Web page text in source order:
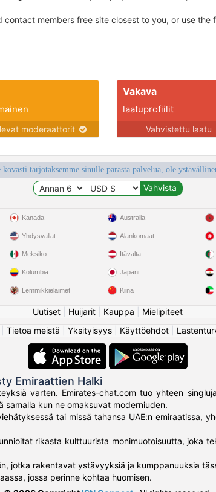
members free site closest to you, or use
moderaattorit
Vakava
laatuprofiilit
Vahvistettu laatu
kovasti tarjotaksemme sinulle parasta palvelua, ole
Kanada
Yhdysvallat
Meksiko
Kolumbia
Lemmikkieläimet
Australia
Alankomaat
Itävalta
Japani
Kiina
Uutiset Huijarit Kauppa
Mielipiteet
Tietoa meistä Yksityisyys| Käyttöehdot|
Emiraattien Halki
varten. Emirates-chat.com tuo yhteen
kun ne omaksuvat moderniuden.
tai missä tahansa UAE:n emiraatissa,
rikasta kulttuurista monimuotoisuutta, joka
jotka rakentavat ystävyyksiä ja kumppanuuksia
jossa perinne kohtaa huomisen.